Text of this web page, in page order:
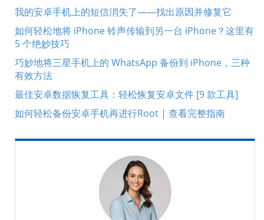
我的安卓手机上的短信消失了——找出原因并修复它
如何轻松地将 iPhone 铃声传输到另一台 iPhone？这里有
5 个绝妙技巧
巧妙地将三星手机上的 WhatsApp 备份到 iPhone，三种
有效方法
最佳安卓数据恢复工具：轻松恢复安卓文件 [9 款工具]
如何轻松备份安卓手机再进行Root | 查看完整指南